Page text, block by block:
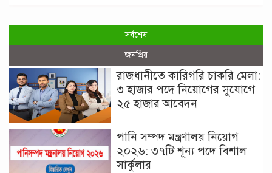
সর্বশেষ
জনপ্রিয়
রাজধানীতে কারিগরি চাকরি মেলা:
৩ হাজার পদে নিয়োগের সুযোগে
২৫ হাজার আবেদন
পানি সম্পদ মন্ত্রণালয় নিয়োগ
২০২৬: ৩৭টি শূন্য পদে বিশাল
সার্কুলার